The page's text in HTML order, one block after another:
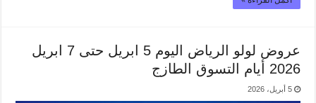
عروض لولو الرياض اليوم 5 ابريل حتى 7 ابريل
2026 أيام التسوق الطازج
5 أبريل، 2026